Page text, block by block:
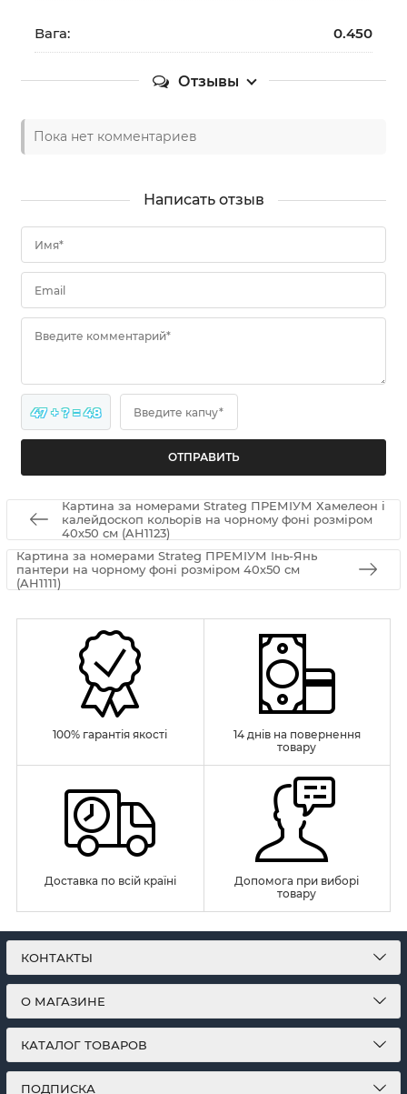
Вага: 0.450
Отзывы
Пока нет комментариев
Написать отзыв
Имя*
Email
Введите комментарий*
47 + ? = 48 Введите капчу*
Картина за номерами Strateg ПРЕМІУМ Хамелеон і
калейдоскоп кольорів на чорному фоні розміром
40х50 см (AH1123)
Картина за номерами Strateg ПРЕМІУМ Інь-Янь
пантери на чорному фоні розміром 40х50 см
(AH1111)
100% гарантія якості
14 днів на повернення
товару
Доставка по всій країні
Допомога при виборі
товару
КОНТАКТЫ
О МАГАЗИНЕ
КАТАЛОГ ТОВАРОВ
ПОДПИСКА